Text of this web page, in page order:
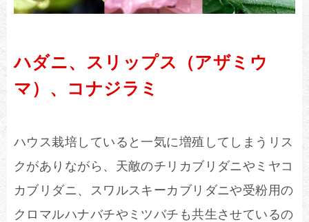
ハダニ、スリップス（アザミウ
マ）、コナジラミ
ハウス栽培していると一気に増殖してしまうリス
クがありながら、天敵のチリカブリダニやミヤコ
カブリダニ、スワルスキーカブリダニや受粉用の
クロマルハナバチやミツバチも共生させているの